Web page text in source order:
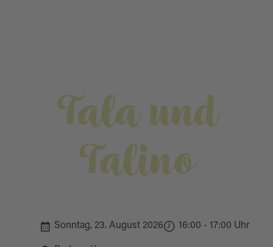
Tala und
Talino
Sonntag, 23. August 2026 16:00 - 17:00 Uhr